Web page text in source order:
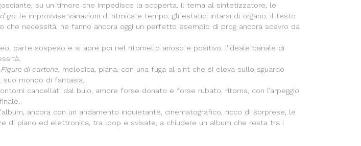
su un timore che impedisce la scoperta. Il tema al sintetizzatore, le
go, le improvvise variazioni di ritmica e tempo, gli estatici intarsi di organo, il testo
che necessità, ne fanno ancora oggi un perfetto esempio di prog ancora scevro da
parte sospeso e si apre poi nel ritornello arioso e positivo, l’ideale banale di
Figure di cartone, melodica, piana, con una fuga al sint che si eleva sullo sguardo
mondo di fantasia.
cancellati dal buio, amore forse donato e forse rubato, ritorna, con l’arpeggio
ancora con un andamento inquietante, cinematografico, ricco di sorprese, le
di piano ed elettronica, tra loop e svisate, a chiudere un album che resta tra i